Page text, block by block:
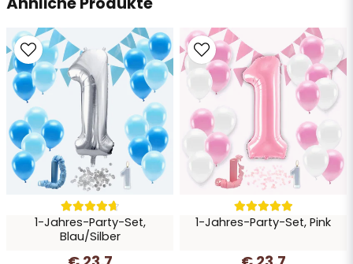
Ja, Sie dürfen meine Frage veröffentlichen
Frage senden
1-Jahres-Party-Set,
Blau/Silber
1-Jahres-Party-Set, Pink